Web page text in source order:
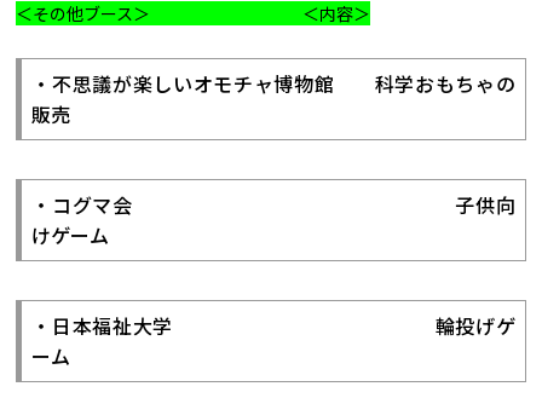
＜その他ブース＞ ＜内容＞
・不思議が楽しいオモチャ博物館 科学おもちゃの
販売
・コグマ会 子供向
けゲーム
・日本福祉大学 輪投げゲ
ーム